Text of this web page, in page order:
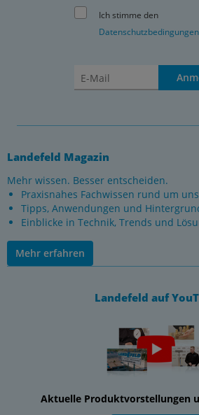
Ich stimme den
Datenschutzbedingungen
Landefeld Magazin
Mehr wissen. Besser entscheiden.
Praxisnahes Fachwissen rund um
Tipps, Anwendungen und
Einblicke in Technik, Trends und
Mehr erfahren
Landefeld auf
Aktuelle Produktvorstellungen